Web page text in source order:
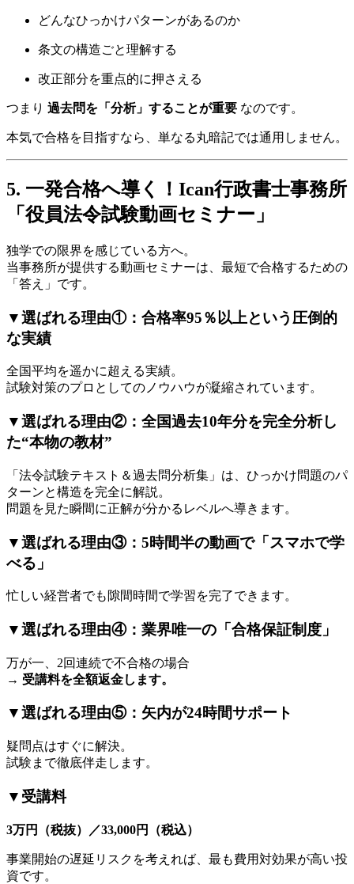
どんなひっかけパターンがあるのか
条文の構造ごと理解する
改正部分を重点的に押さえる
つまり 過去問を「分析」することが重要 なのです。
本気で合格を目指すなら、単なる丸暗記では通用しません。
5. 一発合格へ導く！Ican行政書士事務所
「役員法令試験動画セミナー」
独学での限界を感じている方へ。
当事務所が提供する動画セミナーは、最短で合格するための
「答え」です。
▼選ばれる理由①：合格率95％以上という圧倒的
な実績
全国平均を遥かに超える実績。
試験対策のプロとしてのノウハウが凝縮されています。
▼選ばれる理由②：全国過去10年分を完全分析し
た“本物の教材”
「法令試験テキスト＆過去問分析集」は、ひっかけ問題のパ
ターンと構造を完全に解説。
問題を見た瞬間に正解が分かるレベルへ導きます。
▼選ばれる理由③：5時間半の動画で「スマホで学
べる」
忙しい経営者でも隙間時間で学習を完了できます。
▼選ばれる理由④：業界唯一の「合格保証制度」
万が一、2回連続で不合格の場合
→ 受講料を全額返金します。
▼選ばれる理由⑤：矢内が24時間サポート
疑問点はすぐに解決。
試験まで徹底伴走します。
▼受講料
3万円（税抜）／33,000円（税込）
事業開始の遅延リスクを考えれば、最も費用対効果が高い投
資です。